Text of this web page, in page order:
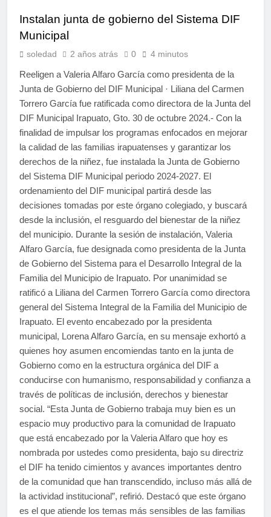
Instalan junta de gobierno del Sistema DIF
Municipal
soledad 2 años atrás 0 4 minutos
Reeligen a Valeria Alfaro García como presidenta de la
Junta de Gobierno del DIF Municipal · Liliana del Carmen
Torrero García fue ratificada como directora de la Junta del
DIF Municipal Irapuato, Gto. 30 de octubre 2024.- Con la
finalidad de impulsar los programas enfocados en mejorar
la calidad de las familias irapuatenses y garantizar los
derechos de la niñez, fue instalada la Junta de Gobierno
del Sistema DIF Municipal periodo 2024-2027. El
ordenamiento del DIF municipal partirá desde las
decisiones tomadas por este órgano colegiado, y buscará
desde la inclusión, el resguardo del bienestar de la niñez
del municipio. Durante la sesión de instalación, Valeria
Alfaro García, fue designada como presidenta de la Junta
de Gobierno del Sistema para el Desarrollo Integral de la
Familia del Municipio de Irapuato. Por unanimidad se
ratificó a Liliana del Carmen Torrero García como directora
general del Sistema Integral de la Familia del Municipio de
Irapuato. El evento encabezado por la presidenta
municipal, Lorena Alfaro García, en su mensaje exhortó a
quienes hoy asumen encomiendas tanto en la junta de
Gobierno como en la estructura orgánica del DIF a
conducirse con humanismo, responsabilidad y confianza a
través de políticas de inclusión, derechos y bienestar
social. “Esta Junta de Gobierno trabaja muy bien es un
espacio muy productivo para la comunidad de Irapuato
que está encabezado por la Valeria Alfaro que hoy es
nombrada por ustedes como presidenta, bajo su directriz
el DIF ha tenido cimientos y avances importantes dentro
de la comunidad que han transcendido, incluso más allá de
la actividad institucional”, refirió. Destacó que este órgano
es el que atiende los temas más sensibles de las familias